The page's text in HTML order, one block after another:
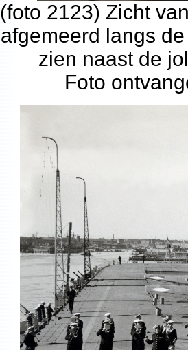
(foto 2123) Zicht
afgemeerd langs
zien naast de
Foto